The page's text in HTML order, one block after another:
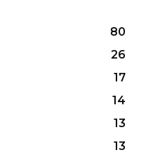
80
26
17
14
13
13